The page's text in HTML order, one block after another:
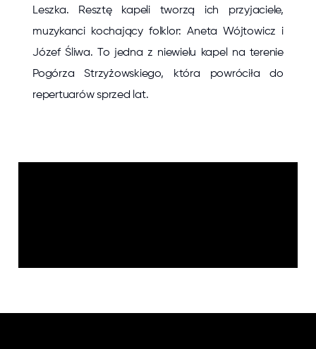
Leszka. Resztę kapeli tworzą ich przyjaciele,
muzykanci kochający folklor: Aneta Wójtowicz i
Józef Śliwa. To jedna z niewielu kapel na terenie
Pogórza Strzyżowskiego, która powróciła do
repertuarów sprzed lat.